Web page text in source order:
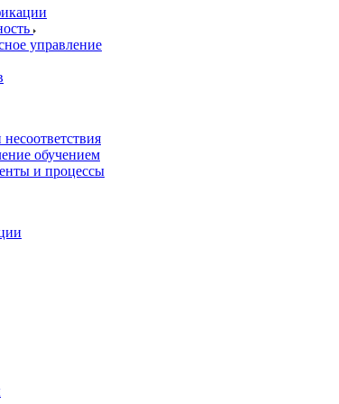
управление
обучением
и процессы